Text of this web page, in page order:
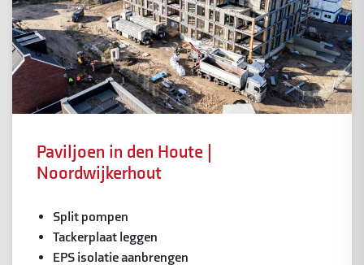
Paviljoen in den Houte |
Noordwijkerhout
Split pompen
Tackerplaat leggen
EPS isolatie aanbrengen